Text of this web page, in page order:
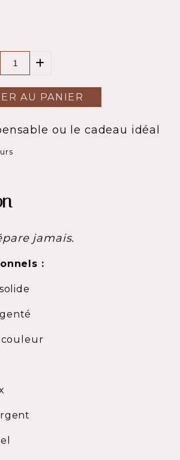
AU PANIER
ou le cadeau idéal
jamais.
:
couleur